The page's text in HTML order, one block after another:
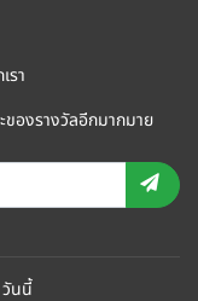
รา
ของรางวัลอีกมากมาย
นนี้